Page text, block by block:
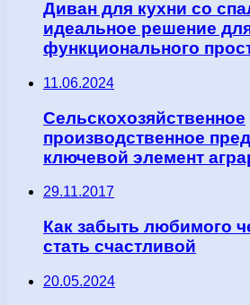
Диван для кухни со
идеальное решение
функционального
11.06.2024
Сельскохозяйственное
производственное
ключевой элемент
29.11.2017
Как забыть любимого
стать счастливой
20.05.2024